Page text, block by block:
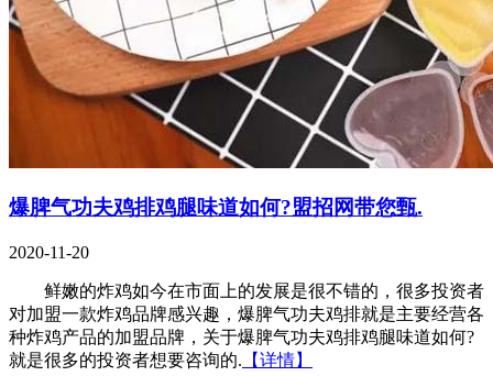
爆脾气功夫鸡排鸡腿味道如何?盟招网带您甄.
2020-11-20
鲜嫩的炸鸡如今在市面上的发展是很不错的，很多投资者
对加盟一款炸鸡品牌感兴趣，爆脾气功夫鸡排就是主要经营各
种炸鸡产品的加盟品牌，关于爆脾气功夫鸡排鸡腿味道如何?
就是很多的投资者想要咨询的. 【详情】